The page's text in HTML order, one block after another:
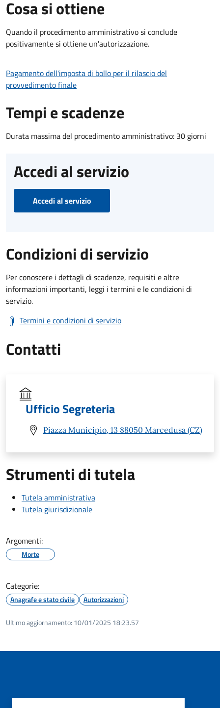
Cosa si ottiene
Quando il procedimento amministrativo si conclude
positivamente si ottiene un'autorizzazione.
Pagamento dell'imposta di bollo per il rilascio del
provvedimento finale
Tempi e scadenze
Durata massima del procedimento amministrativo: 30 giorni
Accedi al servizio
Accedi al servizio
Condizioni di servizio
Per conoscere i dettagli di scadenze, requisiti e altre
informazioni importanti, leggi i termini e le condizioni di
servizio.
Termini e condizioni di servizio
Contatti
Ufficio Segreteria
Piazza Municipio, 13 88050 Marcedusa (CZ)
Strumenti di tutela
Tutela amministrativa
Tutela giurisdizionale
Argomenti:
Morte
Categorie:
Anagrafe e stato civile Autorizzazioni
Ultimo aggiornamento: 10/01/2025 18:23.57